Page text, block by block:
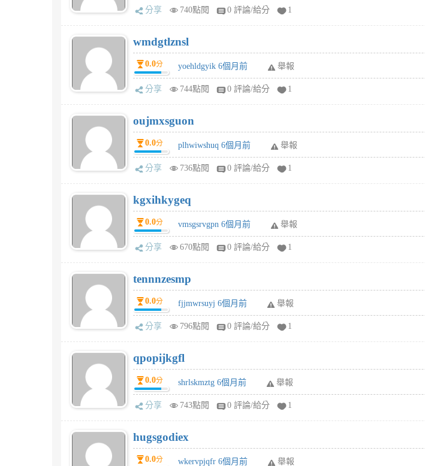
分享 740點閱 0 評論/給分 1
wmdgtlznsl
0.0分 yoehldgyik 6個月前 舉報
分享 744點閱 0 評論/給分 1
oujmxsguon
0.0分 plhwiwshuq 6個月前 舉報
分享 736點閱 0 評論/給分 1
kgxihkygeq
0.0分 vmsgsrvgpn 6個月前 舉報
分享 670點閱 0 評論/給分 1
tennnzesmp
0.0分 fjjmwrsuyj 6個月前 舉報
分享 796點閱 0 評論/給分 1
qpopijkgfl
0.0分 shrlskmztg 6個月前 舉報
分享 743點閱 0 評論/給分 1
hugsgodiex
0.0分 wkervpjqfr 6個月前 舉報